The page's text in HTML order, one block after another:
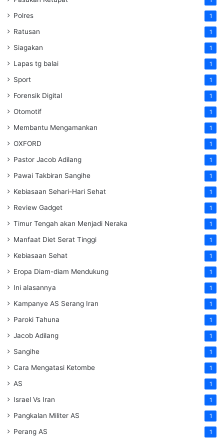
Polres 1
Ratusan 1
Siagakan 1
Lapas tg balai 1
Sport 1
Forensik Digital 1
Otomotif 1
Membantu Mengamankan 1
OXFORD 1
Pastor Jacob Adilang 1
Pawai Takbiran Sangihe 1
Kebiasaan Sehari-Hari Sehat 1
Review Gadget 1
Timur Tengah akan Menjadi Neraka 1
Manfaat Diet Serat Tinggi 1
Kebiasaan Sehat 1
Eropa Diam-diam Mendukung 1
Ini alasannya 1
Kampanye AS Serang Iran 1
Paroki Tahuna 1
Jacob Adilang 1
Sangihe 1
Cara Mengatasi Ketombe 1
AS 1
Israel Vs Iran 1
Pangkalan Militer AS 1
Perang AS 1